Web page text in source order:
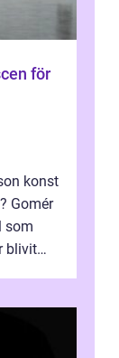
för
konst
Gomér
som
blivit